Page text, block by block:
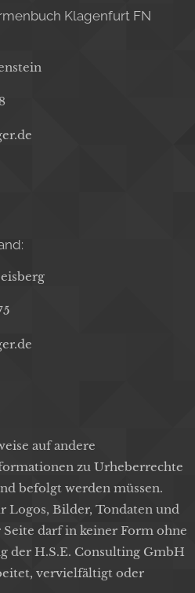
Klagenfurt FN
auf andere
zu Urheberrechte
befolgt werden müssen.
Logos, Bilder, Tondaten und
darf in keiner Form ohne
der H.S.E. Consulting GmbH
vervielfältigt oder